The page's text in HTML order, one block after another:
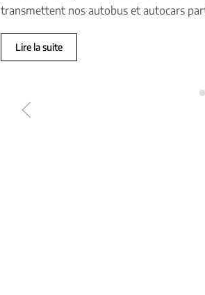
transmettent nos autobus et autocars
Lire la suite